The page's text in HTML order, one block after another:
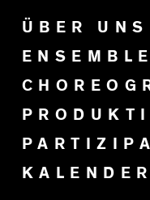
ÜBER UNS
ENSEMBLE
KALENDER